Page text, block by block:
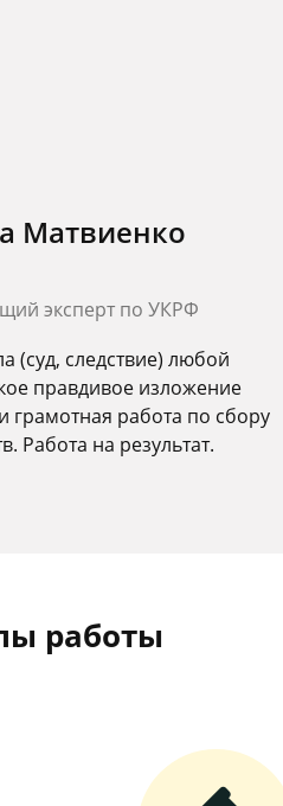
Матвиенко
эксперт по УКРФ
(суд, следствие) любой
правдивое изложение
грамотная работа по сбору
Работа на результат.
работы